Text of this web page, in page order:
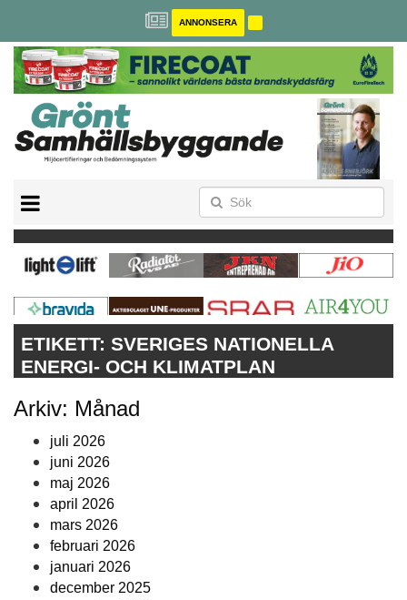
ANNONSERA
MILJÖBYGGNAD
NOLLCO2
CITYLAB
GREENBUILDING
ANNONSERA
ETIKETT: SVERIGES NATIONELLA
ENERGI- OCH KLIMATPLAN
Arkiv: Månad
juli 2026
juni 2026
maj 2026
april 2026
mars 2026
februari 2026
januari 2026
december 2025